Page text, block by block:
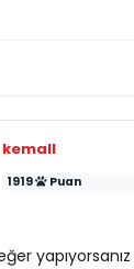
kemall
1919 Puan